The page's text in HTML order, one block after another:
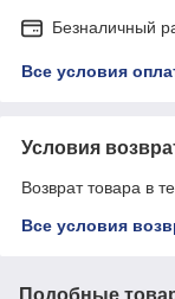
Безналичный
Все условия
Условия
Возврат товара в
Все условия
Подобные